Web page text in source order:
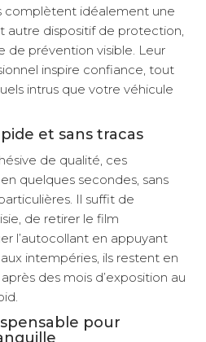
complètent idéalement une
autre dispositif de protection,
de prévention visible. Leur
inspire confiance, tout
intrus que votre véhicule
et sans tracas
de qualité, ces
quelques secondes, sans
Il suffit de
de retirer le film
l’autocollant en appuyant
intempéries, ils restent en
des mois d’exposition au
pour